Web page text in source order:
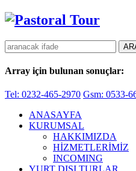
Array için bulunan sonuçlar:
Tel: 0232-465-2970 Gsm: 0533-
ANASAYFA
KURUMSAL
HAKKIMIZDA
HİZMETLERİMİZ
INCOMING